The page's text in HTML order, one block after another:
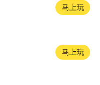
马上玩
马上玩